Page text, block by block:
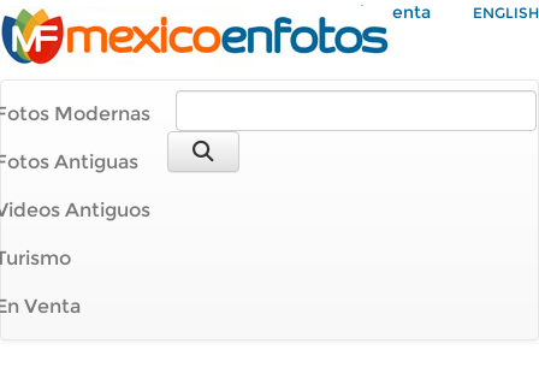
Mi Cuenta ENGLISH
Modernas
Antiguas
Antiguos
Venta